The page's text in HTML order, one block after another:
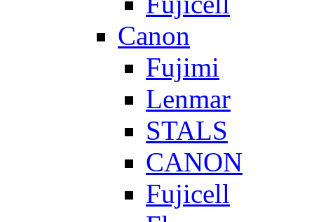
Canon
Fujimi
Lenmar
STALS
CANON
Fujicell